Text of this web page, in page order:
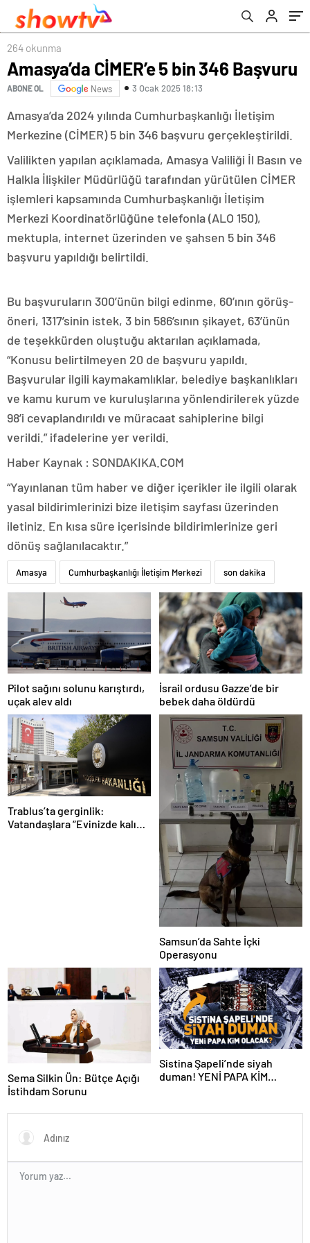
264 okunma
Amasya’da CİMER’e 5 bin 346 Başvuru
ABONE OL News 3 Ocak 2025 18:13
Amasya’da 2024 yılında Cumhurbaşkanlığı İletişim
Merkezine (CİMER) 5 bin 346 başvuru gerçekleştirildi.
Valilikten yapılan açıklamada, Amasya Valiliği İl Basın ve
Halkla İlişkiler Müdürlüğü tarafından yürütülen CİMER
işlemleri kapsamında Cumhurbaşkanlığı İletişim
Merkezi Koordinatörlüğüne telefonla (ALO 150),
mektupla, internet üzerinden ve şahsen 5 bin 346
başvuru yapıldığı belirtildi.
Bu başvuruların 300’ünün bilgi edinme, 60’ının görüş-
öneri, 1317’sinin istek, 3 bin 586’sının şikayet, 63’ünün
de teşekkürden oluştuğu aktarılan açıklamada,
“Konusu belirtilmeyen 20 de başvuru yapıldı.
Başvurular ilgili kaymakamlıklar, belediye başkanlıkları
ve kamu kurum ve kuruluşlarına yönlendirilerek yüzde
98’i cevaplandırıldı ve müracaat sahiplerine bilgi
verildi.” ifadelerine yer verildi.
Haber Kaynak : SONDAKIKA.COM
“Yayınlanan tüm haber ve diğer içerikler ile ilgili olarak
yasal bildirimlerinizi bize iletişim sayfası üzerinden
iletiniz. En kısa süre içerisinde bildirimlerinize geri
dönüş sağlanılacaktır.”
Amasya Cumhurbaşkanlığı İletişim Merkezi son dakika
Pilot sağını solunu karıştırdı,
uçak alev aldı
İsrail ordusu Gazze’de bir
bebek daha öldürdü
Trablus’ta gerginlik:
Vatandaşlara “Evinizde kalın”
Samsun’da Sahte İçki
Operasyonu
Sema Silkin Ün: Bütçe Açığı
İstihdam Sorunu
Sistina Şapeli’nde siyah
duman! YENİ PAPA KİM